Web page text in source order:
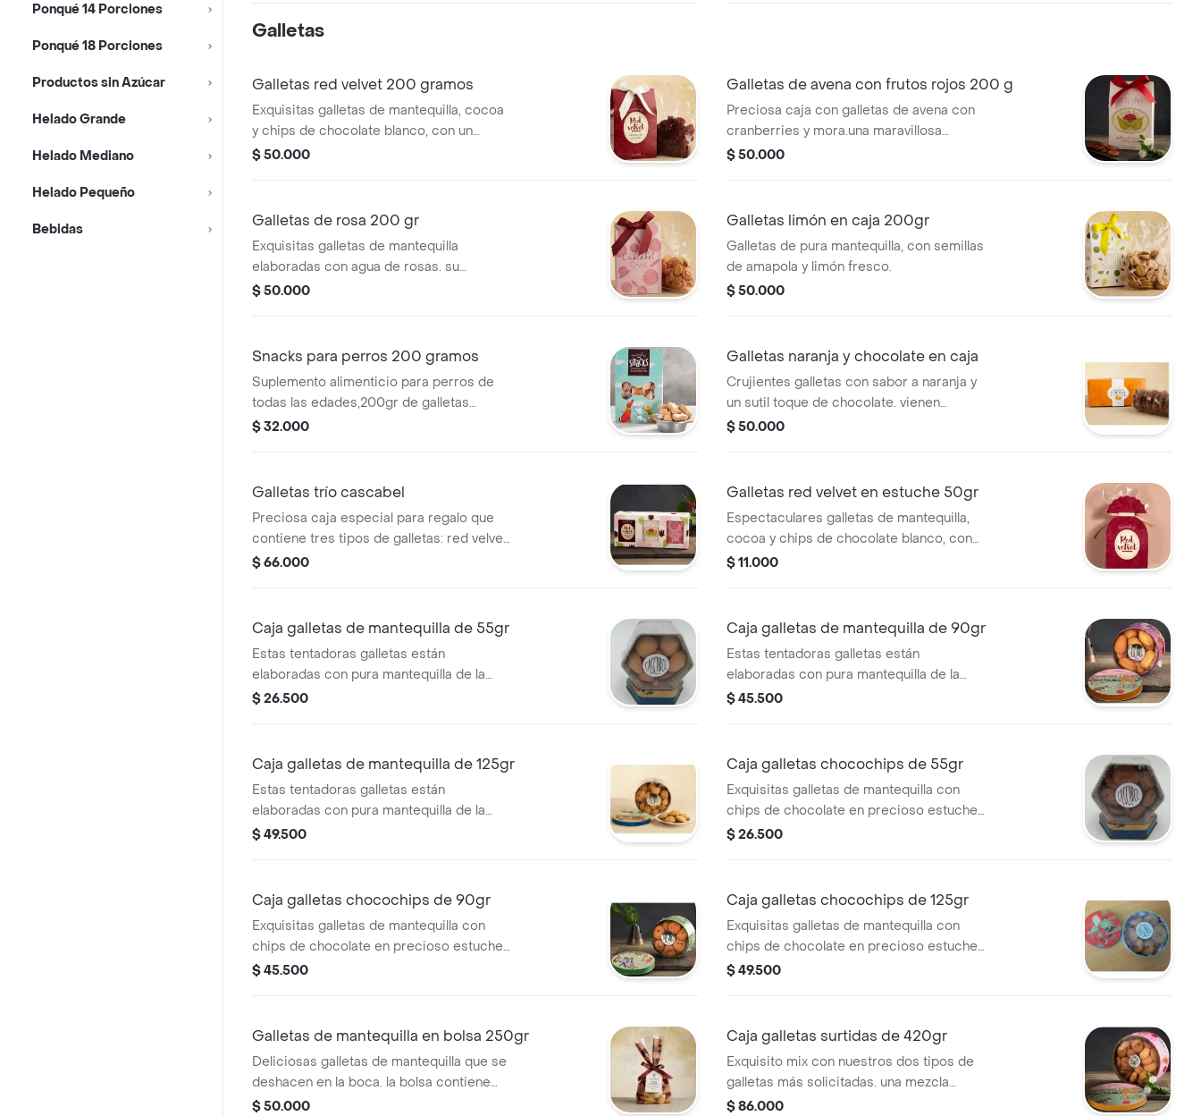
Ponqué 14 Porciones
Ponqué 18 Porciones
Productos sin Azúcar
Helado Grande
Helado Mediano
Helado Pequeño
Bebidas
vidrio. tienen una vida útil de 4 días.
tienen una vida útil de 4 días.
Galletas
Galletas red velvet 200 gramos
Exquisitas galletas de mantequilla, cocoa
y chips de chocolate blanco, con un
provocador rojo intenso red velvet. (20 a
cinta de raso.
$ 50.000
Galletas de avena con frutos rojos 200 g
Preciosa caja con galletas de avena con
cranberries y mora.una maravillosa
combinación(aproximadamente 20 a 25
$ 50.000
Galletas de rosa 200 gr
Exquisitas galletas de mantequilla
elaboradas con agua de rosas. su
particular forma se asemeja a una bella
producto.
$ 50.000
Galletas limón en caja 200gr
Galletas de pura mantequilla, con semillas
de amapola y limón fresco.
$ 50.000
Snacks para perros 200 gramos
Suplemento alimenticio para perros de
todas las edades,200gr de galletas
(aprox.28 unidades),mantiene limpios los
de la dieta de los perros
$ 32.000
Galletas naranja y chocolate en caja
Crujientes galletas con sabor a naranja y
un sutil toque de chocolate. vienen
empacadas en una preciosa caja
únicamente a bogotá por contener
$ 50.000
Galletas trío cascabel
Preciosa caja especial para regalo que
contiene tres tipos de galletas: red velvet,
rosas y cranberries, mora y avena. vienen
$ 66.000
Galletas red velvet en estuche 50gr
Espectaculares galletas de mantequilla,
cocoa y chips de chocolate blanco, con
un provocador rojo intenso red velvet de
$ 11.000
Caja galletas de mantequilla de 55gr
Estas tentadoras galletas están
elaboradas con pura mantequilla de la
más alta calidad. son de una suavidad
presentación 55gr
$ 26.500
Caja galletas de mantequilla de 90gr
Estas tentadoras galletas están
elaboradas con pura mantequilla de la
más alta calidad. son de una suavidad
presentacion caja de 90gr,(Diametro del
estuche 9.5cm;alto 6cm)
$ 45.500
Caja galletas de mantequilla de 125gr
Estas tentadoras galletas están
elaboradas con pura mantequilla de la
más alta calidad. son de una suavidad
presentación caja de 125gr
$ 49.500
Caja galletas chocochips de 55gr
Exquisitas galletas de mantequilla con
chips de chocolate en precioso estuche
metálico de la colección cascabel.
$ 26.500
Caja galletas chocochips de 90gr
Exquisitas galletas de mantequilla con
chips de chocolate en precioso estuche
metálico de la colección cascabel.
$ 45.500
Caja galletas chocochips de 125gr
Exquisitas galletas de mantequilla con
chips de chocolate en precioso estuche
metálico de la colección cascabel.
$ 49.500
Galletas de mantequilla en bolsa 250gr
Deliciosas galletas de mantequilla que se
deshacen en la boca. la bolsa contiene
250 gramos de galletas (entre 55 y 65
$ 50.000
Caja galletas surtidas de 420gr
Exquisito mix con nuestros dos tipos de
galletas más solicitadas. una mezcla
perfecta de galletas de pura mantequilla y
$ 86.000